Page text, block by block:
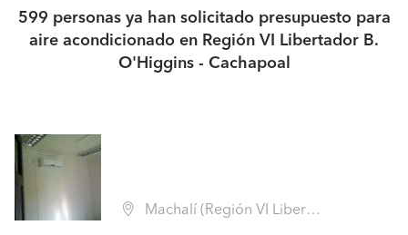
599 personas ya han solicitado presupuesto para
aire acondicionado en Región VI Libertador B.
O'Higgins - Cachapoal
Machalí (Región VI Libertador B. O'Higgins - Cachapoal)